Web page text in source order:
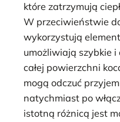
które zatrzymują
W przeciwieństwie
wykorzystują
umożliwiają szybkie
całej powierzchni
mogą odczuć
natychmiast po
istotną różnicą jest